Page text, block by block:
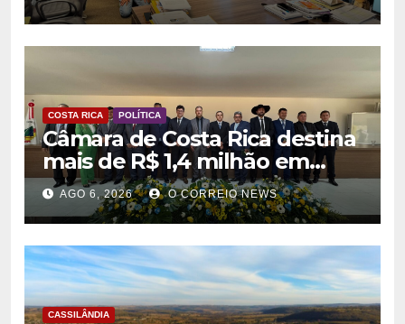
agentes culturais
COSTA RICA POLÍTICA
Câmara de Costa Rica destina
mais de R$ 1,4 milhão em
emendas para investimentos
em diversas áreas
AGO 6, 2026 O CORREIO NEWS
CASSILÂNDIA